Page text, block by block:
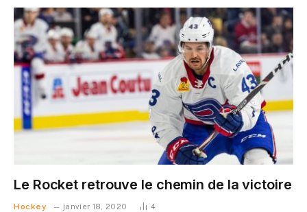
Le Rocket retrouve le chemin de la victoire
Hockey janvier 18, 2020 4